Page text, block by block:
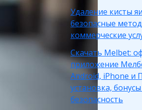
Удаление кисты
безопасные
коммерческие
Скачать Melbet:
приложение
Android, iPhone и
установка,
безопасность